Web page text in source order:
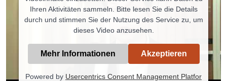
Ihren Aktivitäten sammeln. Bitte lesen Sie die Details
durch und stimmen Sie der Nutzung des Service zu, um
dieses Video anzusehen.
Mehr Informationen Akzeptieren
Powered by Usercentrics Consent Management Platfor